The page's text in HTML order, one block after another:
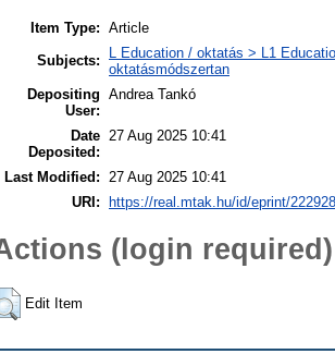
Item Type: Article
Subjects:
L Education / oktatás > L1
oktatásmódszertan
Depositing
User:
Andrea Tankó
Date
Deposited:
27 Aug 2025 10:41
Last Modified:
27 Aug 2025 10:41
URI:
https://real.mtak.hu/id/eprint/222928
(login required)
Edit Item